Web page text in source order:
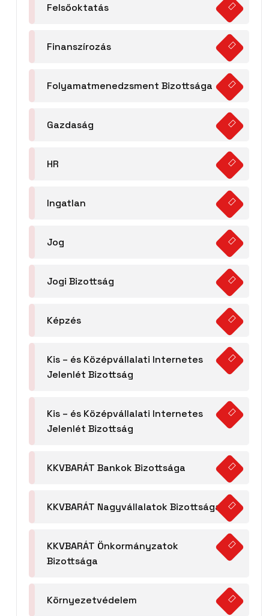
Felsőoktatás
Finanszírozás
Folyamatmenedzsment Bizottsága
Gazdaság
HR
Ingatlan
Jog
Jogi Bizottság
Képzés
Kis – és Középvállalati Internetes
Jelenlét Bizottság
Kis – és Középvállalati Internetes
Jelenlét Bizottság
KKVBARÁT Bankok Bizottsága
KKVBARÁT Nagyvállalatok Bizottsága
KKVBARÁT Önkormányzatok
Bizottsága
Környezetvédelem